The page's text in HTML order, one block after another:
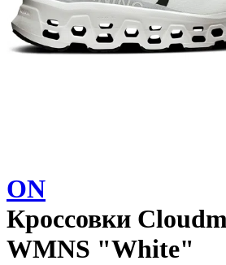
ON
Кроссовки
WMNS "White"